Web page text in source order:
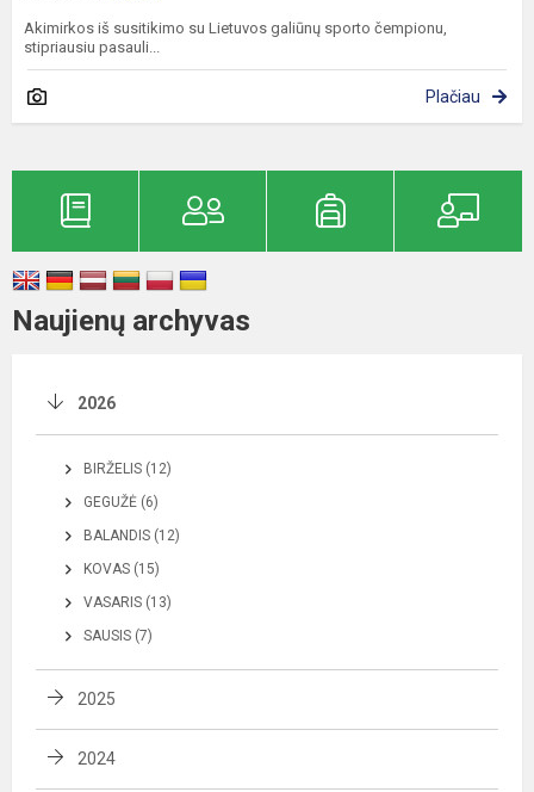
Akimirkos iš susitikimo su Lietuvos galiūnų sporto čempionu,
stipriausiu pasauli...
Plačiau
Naujienų archyvas
2026
BIRŽELIS (12)
GEGUŽĖ (6)
BALANDIS (12)
KOVAS (15)
VASARIS (13)
SAUSIS (7)
2025
2024